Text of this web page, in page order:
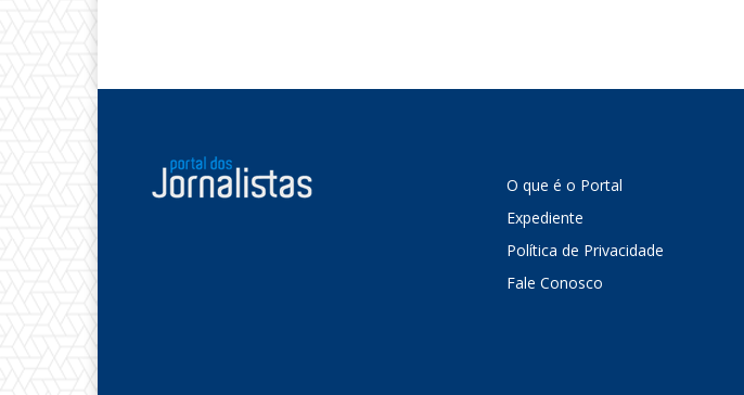
O que é o Portal
Expediente
Política de Privacidade
Fale Conosco